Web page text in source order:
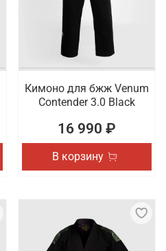
Кимоно для бжж Venum
Contender 3.0 Black
16 990 ₽
В корзину